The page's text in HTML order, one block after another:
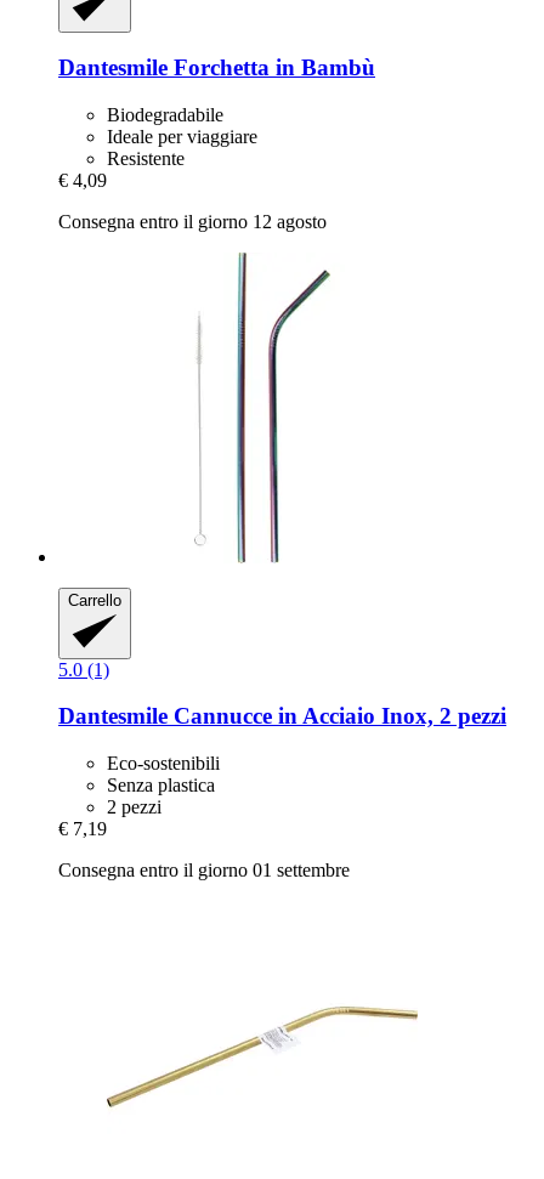
Dantesmile Forchetta in Bambù
Biodegradabile
Ideale per viaggiare
Resistente
€ 4,09
Consegna entro il giorno 12 agosto
Carrello
5.0 (1)
Dantesmile Cannucce in Acciaio Inox, 2 pezzi
Eco-sostenibili
Senza plastica
2 pezzi
€ 7,19
Consegna entro il giorno 01 settembre